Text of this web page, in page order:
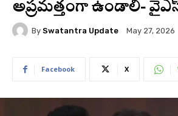
అప్రమత్తంగా ఉండాలి-
By Swatantra Update May 27, 2026
Facebook X